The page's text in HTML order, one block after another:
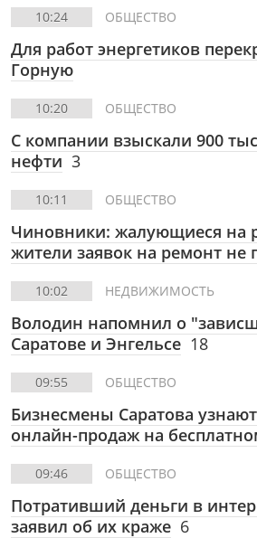
10:24 ОБЩЕСТВО
Для работ энергетиков
Горную
10:20 ОБЩЕСТВО
С компании взыскали 900
нефти 3
10:11 ОБЩЕСТВО
Чиновники: жалующиеся на
жители заявок на ремонт не
10:02 НЕДВИЖИМОСТЬ
Володин напомнил о
Саратове и Энгельсе 18
09:55 ОБЩЕСТВО
Бизнесмены Саратова
онлайн-продаж на
09:46 ОБЩЕСТВО
Потративший деньги в
заявил об их краже 6